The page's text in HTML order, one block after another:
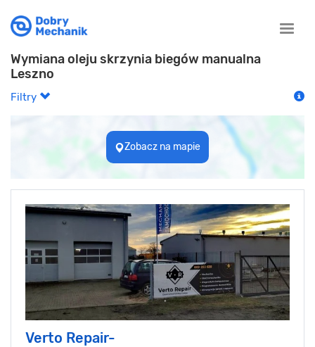
Toggle
Wymiana oleju skrzynia biegów manualna
Leszno
Filtry
Zobacz na mapie
Verto Repair-